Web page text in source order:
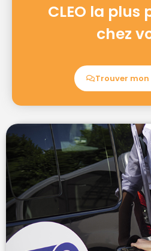
CLEO la plus
chez
Trouver